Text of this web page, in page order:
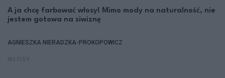
A ja chcę farbować włosy! Mimo mody na naturalność, nie
jestem gotowa na siwiznę
AGNIESZKA NIERADZKA-PROKOPOWICZ